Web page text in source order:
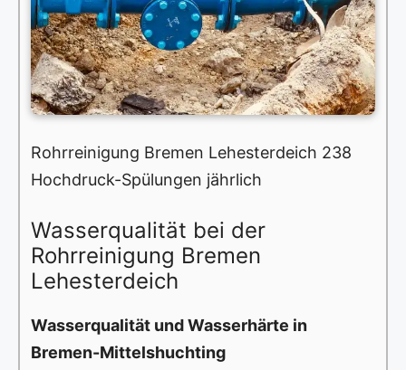
Rohrreinigung Bremen Lehesterdeich 238
Hochdruck-Spülungen jährlich
Wasserqualität bei der
Rohrreinigung Bremen
Lehesterdeich
Wasserqualität und Wasserhärte in
Bremen-Mittelshuchting